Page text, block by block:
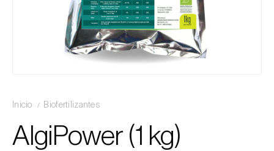
Inicio Biofertilizantes
AlgiPower (1 kg)